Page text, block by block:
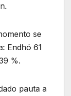
se
Endhó 61
%.
pauta a